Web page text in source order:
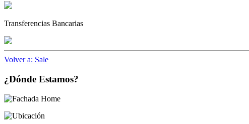
Transferencias Bancarias
Volver a: Sale
¿Dónde Estamos?